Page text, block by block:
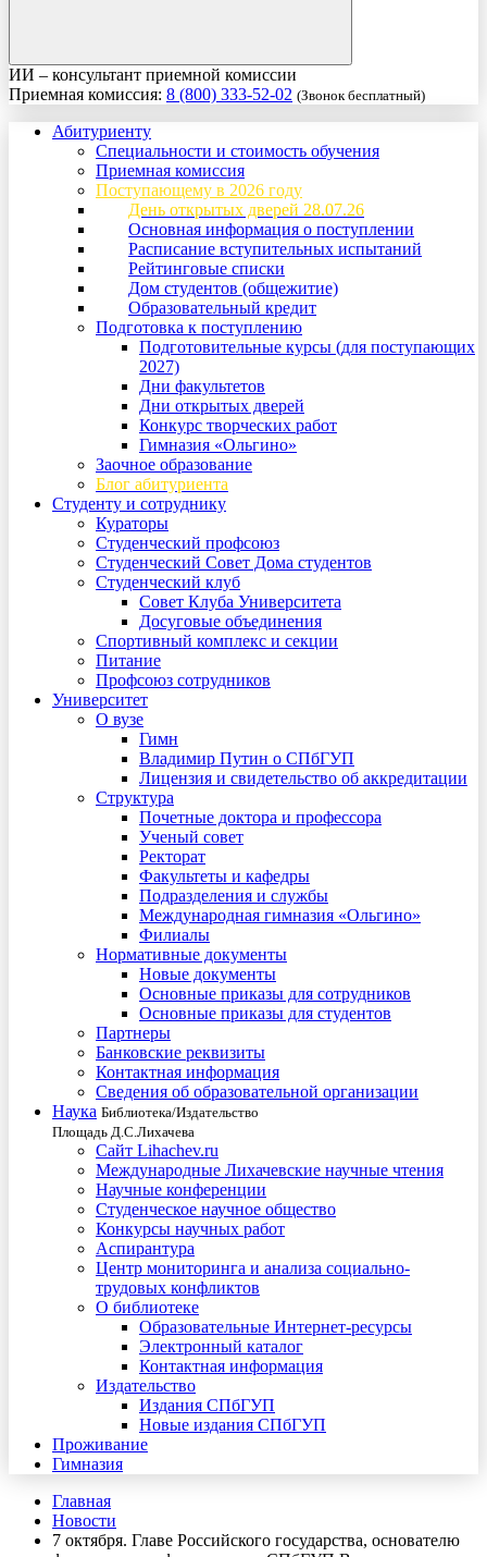
ИИ – консультант приемной комиссии
Приемная комиссия: 8 (800) 333-52-02 (Звонок бесплатный)
Абитуриенту
Специальности и стоимость обучения
Приемная комиссия
Поступающему в 2026 году
День открытых дверей 28.07.26
Основная информация о поступлении
Расписание вступительных испытаний
Рейтинговые списки
Дом студентов (общежитие)
Образовательный кредит
Подготовка к поступлению
Подготовительные курсы (для поступающих
2027)
Дни факультетов
Дни открытых дверей
Конкурс творческих работ
Гимназия «Ольгино»
Заочное образование
Блог абитуриента
Студенту и сотруднику
Кураторы
Студенческий профсоюз
Студенческий Совет Дома студентов
Студенческий клуб
Совет Клуба Университета
Досуговые объединения
Спортивный комплекс и секции
Питание
Профсоюз сотрудников
Университет
О вузе
Гимн
Владимир Путин о СПбГУП
Лицензия и свидетельство об аккредитации
Структура
Почетные доктора и профессора
Ученый совет
Ректорат
Факультеты и кафедры
Подразделения и службы
Международная гимназия «Ольгино»
Филиалы
Нормативные документы
Новые документы
Основные приказы для сотрудников
Основные приказы для студентов
Партнеры
Банковские реквизиты
Контактная информация
Сведения об образовательной организации
Наука Библиотека/Издательство
Площадь Д.С.Лихачева
Сайт Lihachev.ru
Международные Лихачевские научные чтения
Научные конференции
Студенческое научное общество
Конкурсы научных работ
Аспирантура
Центр мониторинга и анализа социально-
трудовых конфликтов
О библиотеке
Образовательные Интернет-ресурсы
Электронный каталог
Контактная информация
Издательство
Издания СПбГУП
Новые издания СПбГУП
Проживание
Гимназия
Главная
Новости
7 октября. Главе Российского государства, основателю